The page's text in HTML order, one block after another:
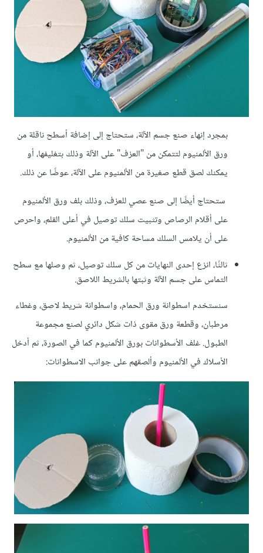
بمجرد إنهاء صنع جسم الآلة، ستحتاج إلى إضافة أسطح ناقلة من
ورق الألمنيوم لتتمكن من "العزف" على الآلة وذلك بتغليفها، أو
يمكنك لصق قطع صغيرة من الألمنيوم على الآلة، عوضًا عن ذلك.
ستحتاج أيضًا إلى صنع عصي للعزف، وذلك بلف ورق الألمنيوم
على أقلام الرصاص وتثبيت سلك توصيل في أعلى القلم، واحرص
على أن يلامس السلك مساحة كافية من الألمنيوم.
ثالثًا، انزع إحدى النهايات من كل سلك توصيل، ثم وصلها مع سطح
التماس على جسم الآلة وثبتها بالشريط اللاصق.
سنستخدم اسطوانة ورق الحمام، واسطوانة شريط لاصق، وغطاء
مرطبان، وقطعة ورق مقوى ذات شكل دائري لصنع مجموعة
الطبول. غلف الأسطوانات بورق الألمنيوم كما في الصورة، ثم أدخل
الأسلاك في الألمنيوم وألصقهم على جوانب الاسطوانات: